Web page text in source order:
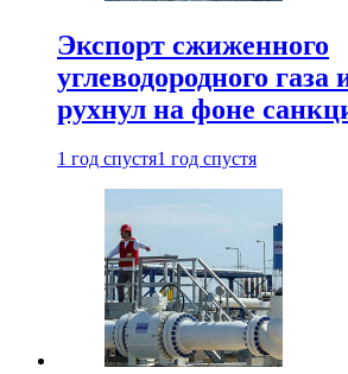
Экспорт сжиженного
углеводородного газа
рухнул на фоне
1 год спустя1 год спустя